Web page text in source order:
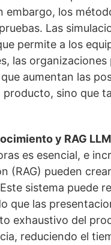
los
Las
permite a los
las
aumentan las
sino que
y RAG
es esencial, e
(RAG) pueden
sistema puede
que las
exhaustivo del
reduciendo el